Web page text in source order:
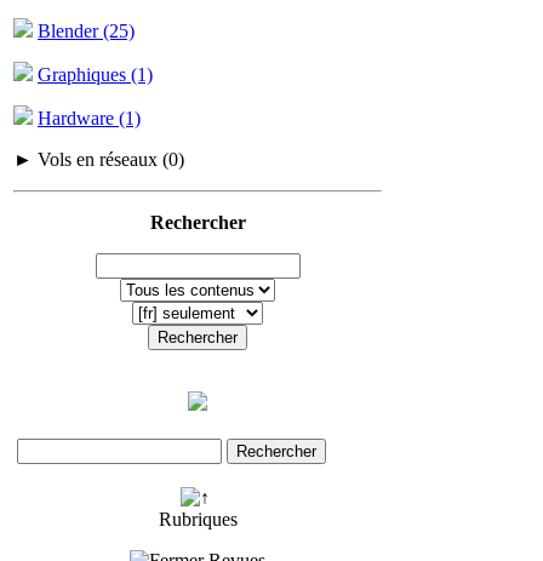
Blender (25)
Graphiques (1)
Hardware (1)
► Vols en réseaux (0)
Rechercher
Rubriques